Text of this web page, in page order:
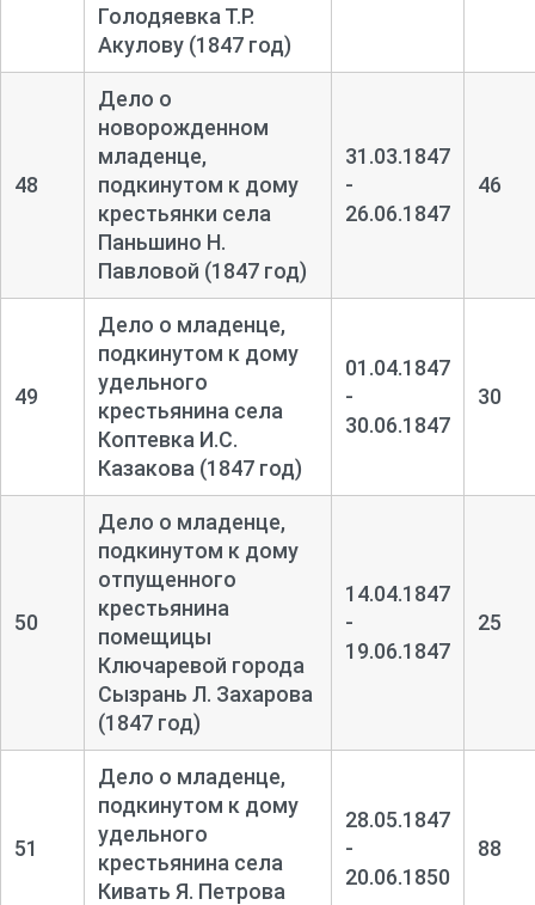
Голодяевка Т.Р.
Акулову (1847 год)
48
Дело о
новорожденном
младенце,
подкинутом к дому
крестьянки села
Паньшино Н.
Павловой (1847 год)
31.03.1847
-
26.06.1847
46
49
Дело о младенце,
подкинутом к дому
удельного
крестьянина села
Коптевка И.С.
Казакова (1847 год)
01.04.1847
-
30.06.1847
30
50
Дело о младенце,
подкинутом к дому
отпущенного
крестьянина
помещицы
Ключаревой города
Сызрань Л. Захарова
(1847 год)
14.04.1847
-
19.06.1847
25
51
Дело о младенце,
подкинутом к дому
удельного
крестьянина села
Кивать Я. Петрова
28.05.1847
-
20.06.1850
88